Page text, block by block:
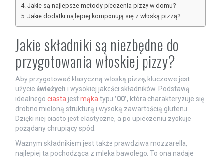
Jakie są najlepsze metody pieczenia pizzy w domu?
Jakie dodatki najlepiej komponują się z włoską pizzą?
Jakie składniki są niezbędne do
przygotowania włoskiej pizzy?
Aby przygotować klasyczną włoską pizzę, kluczowe jest
użycie świeżych i wysokiej jakości składników. Podstawą
idealnego ciasta jestmąka typu ’00’, która charakteryzuje się
drobno mieloną strukturą i wysoką zawartością glutenu.
Dzięki niej ciasto jest elastyczne, a po upieczeniu zyskuje
pożądany chrupiący spód.
Ważnym składnikiem jest także prawdziwa mozzarella,
najlepiej ta pochodząca z mleka bawolego. To ona nadaje